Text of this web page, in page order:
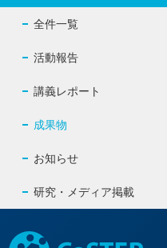
全件一覧
活動報告
講義レポート
成果物
お知らせ
研究・メディア掲載